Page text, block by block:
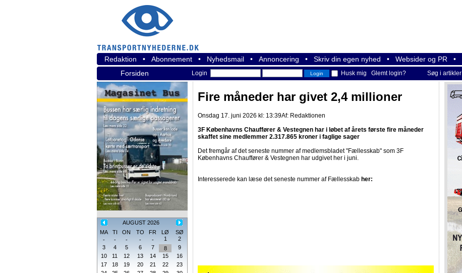
Redaktion • Abonnement • Nyhedsmail • Annoncering • Skriv din egen nyhed • Websider og PR •
Forsiden
Login Husk mig Glemt login? Søg i artikler
AUGUST 2026
MA
TI ON TO FR LØ
SØ
-
- - - - 1
2
3
4 5 6 7 8
9
10
11 12 13 14 15
16
17
18 19 20 21 22
23
Fire måneder har givet 2,4 millioner
Onsdag 17. juni 2026 kl: 13:39Af: Redaktionen
3F Københavns Chauffører & Vestegnen har i løbet af årets første fire måneder
skaffet sine medlemmer 2.317.865 kroner i faglige sager
Det fremgår af det seneste nummer af medlemsbladet "Fællesskab" som 3F
Københavns Chauffører & Vestegnen har udgivet her i juni.
Interesserede kan læse det seneste nummer af Fællesskab her: